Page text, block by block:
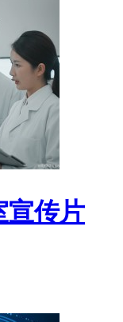
宣传片